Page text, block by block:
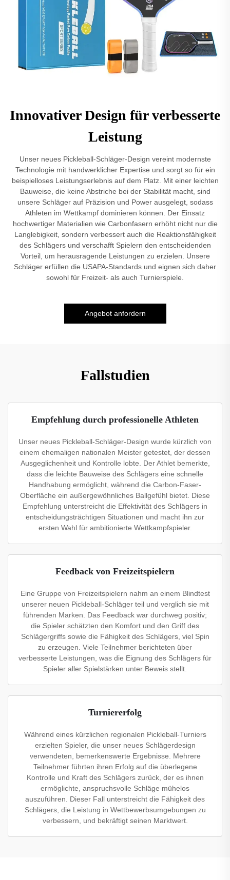
Innovativer Design für verbesserte
Leistung
Unser neues Pickleball-Schläger-Design vereint modernste
Technologie mit handwerklicher Expertise und sorgt so für ein
beispielloses Leistungserlebnis auf dem Platz. Mit einer leichten
Bauweise, die keine Abstriche bei der Stabilität macht, sind
unsere Schläger auf Präzision und Power ausgelegt, sodass
Athleten im Wettkampf dominieren können. Der Einsatz
hochwertiger Materialien wie Carbonfasern erhöht nicht nur die
Langlebigkeit, sondern verbessert auch die Reaktionsfähigkeit
des Schlägers und verschafft Spielern den entscheidenden
Vorteil, um herausragende Leistungen zu erzielen. Unsere
Schläger erfüllen die USAPA-Standards und eignen sich daher
sowohl für Freizeit- als auch Turnierspiele.
Angebot anfordern
Fallstudien
Empfehlung durch professionelle Athleten
Unser neues Pickleball-Schläger-Design wurde kürzlich von
einem ehemaligen nationalen Meister getestet, der dessen
Ausgeglichenheit und Kontrolle lobte. Der Athlet bemerkte,
dass die leichte Bauweise des Schlägers eine schnelle
Handhabung ermöglicht, während die Carbon-Faser-
Oberfläche ein außergewöhnliches Ballgefühl bietet. Diese
Empfehlung unterstreicht die Effektivität des Schlägers in
entscheidungsträchtigen Situationen und macht ihn zur
ersten Wahl für ambitionierte Wettkampfspieler.
Feedback von Freizeitspielern
Eine Gruppe von Freizeitspielern nahm an einem Blindtest
unserer neuen Pickleball-Schläger teil und verglich sie mit
führenden Marken. Das Feedback war durchweg positiv;
die Spieler schätzten den Komfort und den Griff des
Schlägergriffs sowie die Fähigkeit des Schlägers, viel Spin
zu erzeugen. Viele Teilnehmer berichteten über
verbesserte Leistungen, was die Eignung des Schlägers für
Spieler aller Spielstärken unter Beweis stellt.
Turniererfolg
Während eines kürzlichen regionalen Pickleball-Turniers
erzielten Spieler, die unser neues Schlägerdesign
verwendeten, bemerkenswerte Ergebnisse. Mehrere
Teilnehmer führten ihren Erfolg auf die überlegene
Kontrolle und Kraft des Schlägers zurück, der es ihnen
ermöglichte, anspruchsvolle Schläge mühelos
auszuführen. Dieser Fall unterstreicht die Fähigkeit des
Schlägers, die Leistung in Wettbewerbsumgebungen zu
verbessern, und bekräftigt seinen Marktwert.